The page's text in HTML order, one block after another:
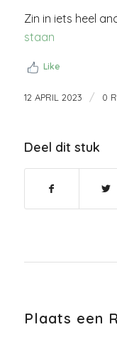
Zin in iets heel
staan
Like
12 APRIL 2023 / 0
Deel dit stuk
Plaats een